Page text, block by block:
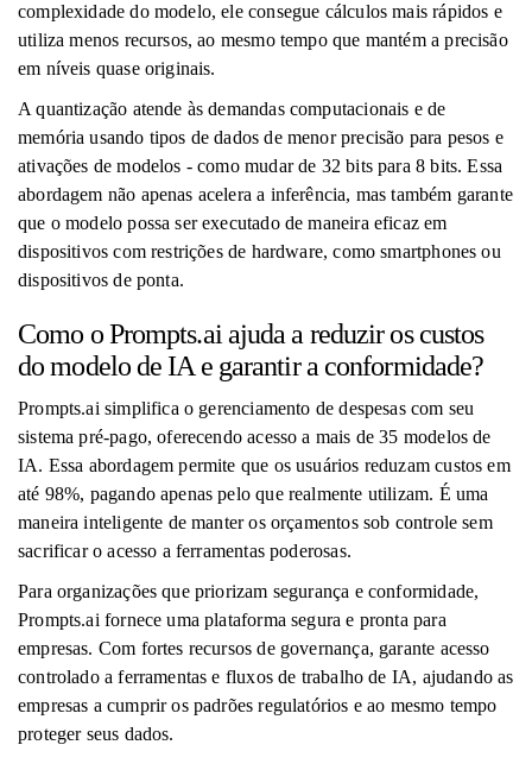
complexidade do modelo, ele consegue cálculos mais rápidos e
utiliza menos recursos, ao mesmo tempo que mantém a precisão
em níveis quase originais.
A quantização atende às demandas computacionais e de
memória usando tipos de dados de menor precisão para pesos e
ativações de modelos - como mudar de 32 bits para 8 bits. Essa
abordagem não apenas acelera a inferência, mas também garante
que o modelo possa ser executado de maneira eficaz em
dispositivos com restrições de hardware, como smartphones ou
dispositivos de ponta.
Como o Prompts.ai ajuda a reduzir os custos
do modelo de IA e garantir a conformidade?
Prompts.ai simplifica o gerenciamento de despesas com seu
sistema pré-pago, oferecendo acesso a mais de 35 modelos de
IA. Essa abordagem permite que os usuários reduzam custos em
até 98%, pagando apenas pelo que realmente utilizam. É uma
maneira inteligente de manter os orçamentos sob controle sem
sacrificar o acesso a ferramentas poderosas.
Para organizações que priorizam segurança e conformidade,
Prompts.ai fornece uma plataforma segura e pronta para
empresas. Com fortes recursos de governança, garante acesso
controlado a ferramentas e fluxos de trabalho de IA, ajudando as
empresas a cumprir os padrões regulatórios e ao mesmo tempo
proteger seus dados.